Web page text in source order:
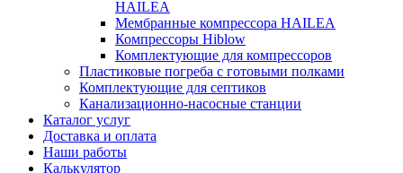
HAILEA
Мембранные компрессора HAILEA
Компрессоры Hiblow
Комплектующие для компрессоров
Пластиковые погреба с готовыми полками
Комплектующие для септиков
Канализационно-насосные станции
Каталог услуг
Доставка и оплата
Наши работы
Калькулятор